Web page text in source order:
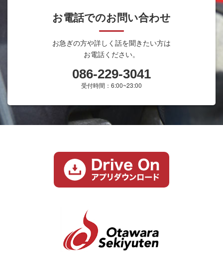
お電話でのお問い合わせ
お急ぎの方や詳しく話を聞きたい方は
お電話ください。
086-229-3041
受付時間：6:00~23:00